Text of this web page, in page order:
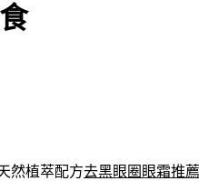
然植萃配方去黑眼圈眼霜推薦